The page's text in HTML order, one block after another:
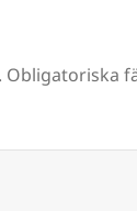
Obligatoriska